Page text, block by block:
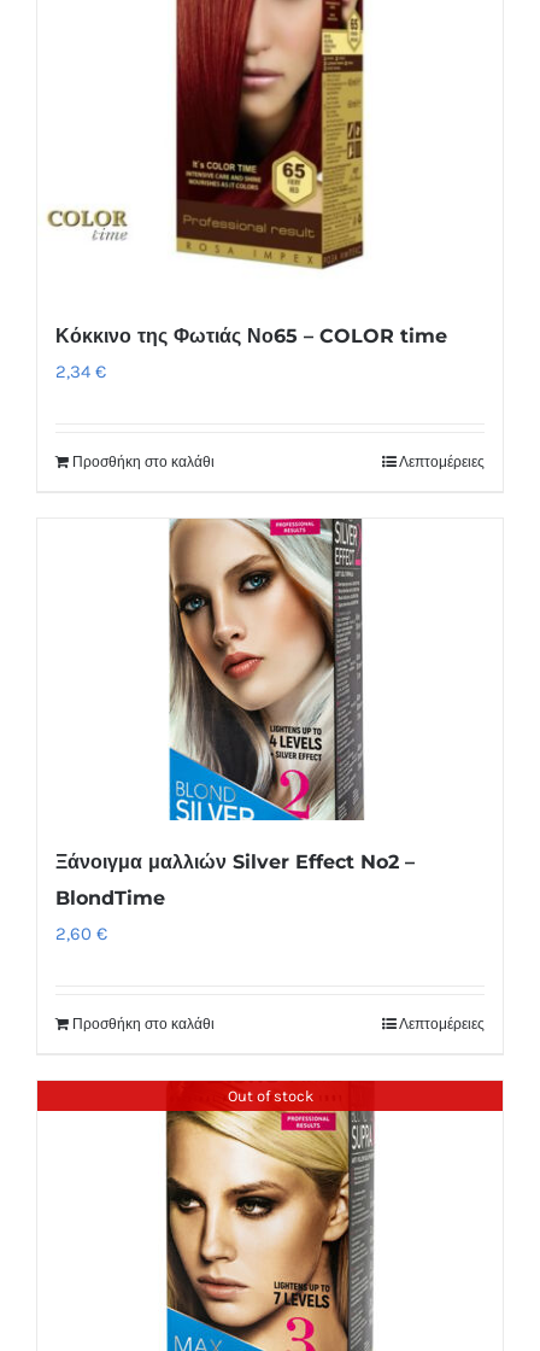
Κόκκινο της Φωτιάς Νο65 – COLOR time
2,34 €
Προσθήκη στο καλάθι Λεπτομέρειες
Ξάνοιγμα μαλλιών Silver Effect No2 –
BlondTime
2,60 €
Προσθήκη στο καλάθι Λεπτομέρειες
Out of stock